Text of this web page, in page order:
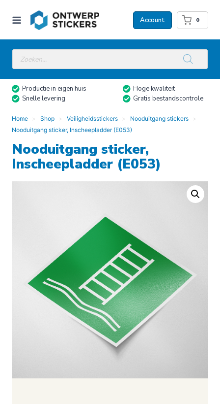
naar
Account 0
Producten
zoeken
Productie in eigen huis
Hoge kwaliteit
Snelle levering
Gratis bestandscontrole
Home Shop Veiligheidsstickers
Nooduitgang stickers
Nooduitgang sticker, Inscheepladder (E053)
Nooduitgang sticker,
Inscheepladder (E053)